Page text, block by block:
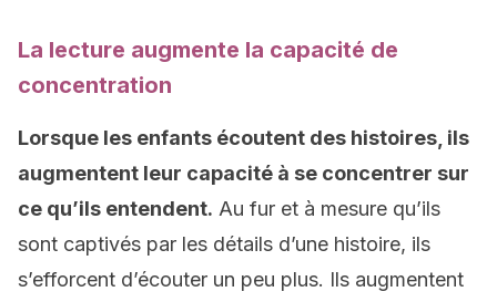
La lecture augmente la capacité de
concentration
Lorsque les enfants écoutent des histoires, ils
augmentent leur capacité à se concentrer sur
ce qu’ils entendent. Au fur et à mesure qu’ils
sont captivés par les détails d’une histoire, ils
s’efforcent d’écouter un peu plus. Ils augmentent